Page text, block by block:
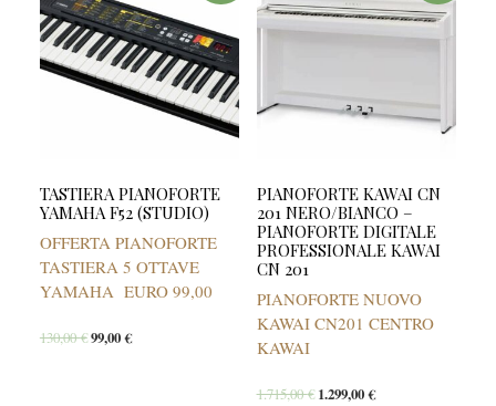
TASTIERA PIANOFORTE
YAMAHA F52 (STUDIO)
OFFERTA PIANOFORTE
TASTIERA 5 OTTAVE
YAMAHA EURO 99,00
130,00€99,00€
PIANOFORTE KAWAI CN
201 NERO/BIANCO –
PIANOFORTE DIGITALE
PROFESSIONALE KAWAI
CN 201
PIANOFORTE NUOVO
KAWAI CN201 CENTRO
KAWAI
1.715,00€ 1.299,00€